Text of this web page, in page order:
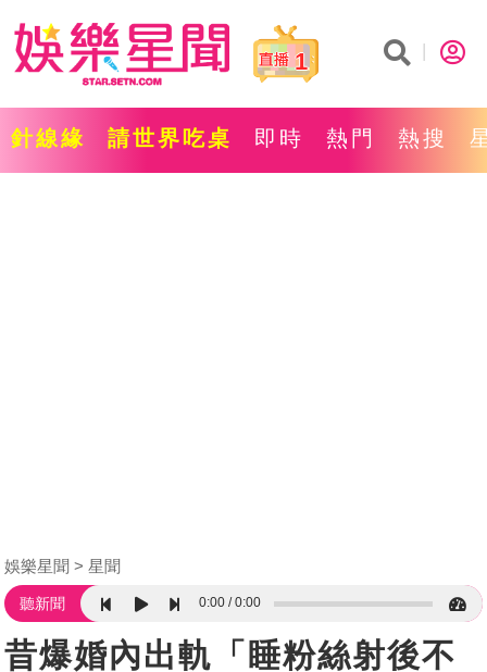
1
針線緣 請世界吃桌 即時 熱門 熱搜
娛樂星聞 星聞
聽新聞 0:00 0:00
昔爆婚內出軌「睡粉絲射後不